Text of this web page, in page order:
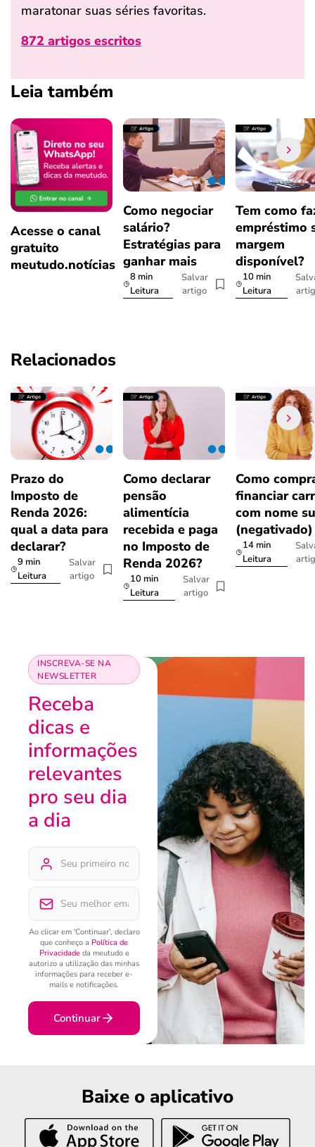
maratonar suas séries favoritas.
872 artigos escritos
Leia também
Acesse o canal
gratuito
meutudo.notícias
Como negociar
salário?
Estratégias para
ganhar mais
8 min
Leitura
Salvar
artigo
Tem como
empréstimo
margem
disponível?
10 min
Leitura
Relacionados
Prazo do
Imposto de
Renda 2026:
qual a data para
declarar?
9 min
Leitura
Salvar
artigo
Como declarar
pensão
alimentícia
recebida e paga
no Imposto de
Renda 2026?
10 min
Leitura
Salvar
artigo
Como
financiar
com nome
(negativado)
14 min
Leitura
INSCREVA-SE NA
NEWSLETTER
Receba
dicas e
informações
relevantes
pro seu dia
a dia
Ao clicar em 'Continuar', declaro
que conheço a Política de
Privacidadeda meutudo e
autorizo a utilização das minhas
informações para receber e-
mails e notificações.
Continuar
Baixe o aplicativo